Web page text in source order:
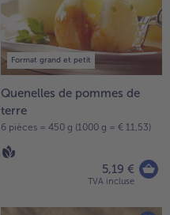
Format grand et petit
Quenelles de pommes de
terre
6 pièces = 450 g (1000 g = € 11,53)
5,19 €
TVA incluse